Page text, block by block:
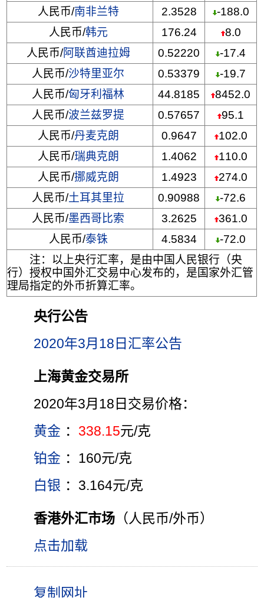
人民币/南非兰特 2.3528
-188.0
人民币/韩元 176.24
8.0
人民币/阿联酋迪拉姆 0.52220
-17.4
人民币/沙特里亚尔 0.53379
-19.7
人民币/匈牙利福林 44.8185
8452.0
人民币/波兰兹罗提 0.57657
95.1
人民币/丹麦克朗 0.9647
102.0
人民币/瑞典克朗 1.4062
110.0
人民币/挪威克朗 1.4923
274.0
人民币/土耳其里拉 0.90988
-72.6
人民币/墨西哥比索 3.2625
361.0
人民币/泰铢 4.5834
-72.0
注：以上央行汇率，是由中国人民银行（央
行）授权中国外汇交易中心发布的，是国家外汇管
理局指定的外币折算汇率。
央行公告
2020年3月18日汇率公告
上海黄金交易所
2020年3月18日交易价格：
黄金 ： 338.15元/克
铂金 ：160元/克
白银 ：3.164元/克
香港外汇市场 （人民币/外币）
点击加载